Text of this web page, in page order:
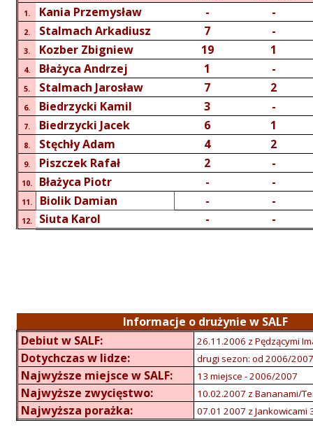
1.
Kania Przemysław - -
2. Stalmach Arkadiusz 7 -
3. Kozber Zbigniew 19 1
4. Błażyca Andrzej 1 -
5. Stalmach Jarosław 7 2
6. Biedrzycki Kamil 3 -
7. Biedrzycki Jacek 6 1
8. Stęchły Adam 4 2
9. Piszczek Rafał 2 -
10. Błażyca Piotr - -
11. Biolik Damian - -
12. Siuta Karol - -
Informacje o drużynie w SALF
Debiut w SALF:
26.11.2006 z Pędzącymi
Dotychczas w lidze: drugi sezon: od 2006/
Najwyższe miejsce w SALF: 13 miejsce - 2006/2007
Najwyższe zwycięstwo: 10.02.2007 z Bananami/
Najwyższa porażka: 07.01 2007 z Jankowicami